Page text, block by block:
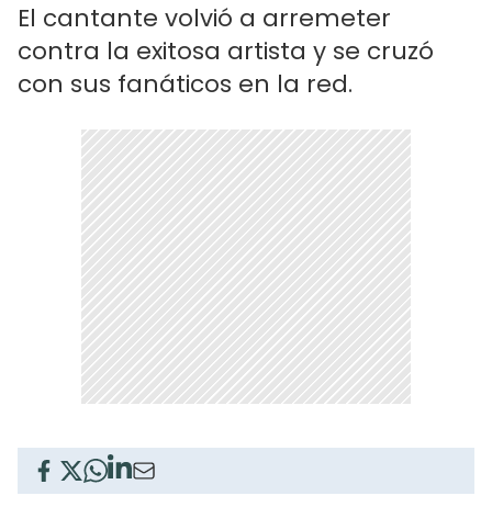
El cantante volvió a arremeter
contra la exitosa artista y se cruzó
con sus fanáticos en la red.